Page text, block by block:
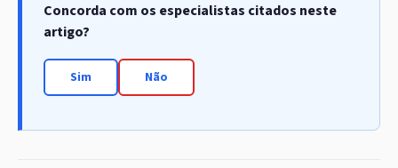
Concorda com os especialistas citados neste
artigo?
Sim Não